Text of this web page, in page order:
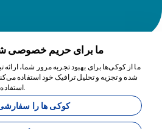
ما برای حریم خصوصی
ما از کوکی‌ها برای بهبود تجربه مرور شما،
شده و تجزیه و تحلیل ترافیک خود استفاده
استفاده ما از کوکی ها موافقت می کنید.
کوکی ها را